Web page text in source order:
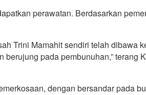
perawatan. Berdasarkan
Trini Mamahit sendiri telah dibawa
pada pembunuhan,”
dengan bersandar pada